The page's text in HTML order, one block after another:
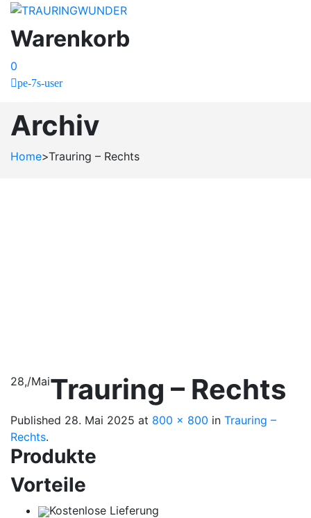
Warenkorb
0
pe-7s-user
Archiv
Home>Trauring – Rechts
28,/MaiTrauring – Rechts
Published 28. Mai 2025 at 800 × 800 in Trauring –
Rechts.
Produkte
Vorteile
Kostenlose Lieferung